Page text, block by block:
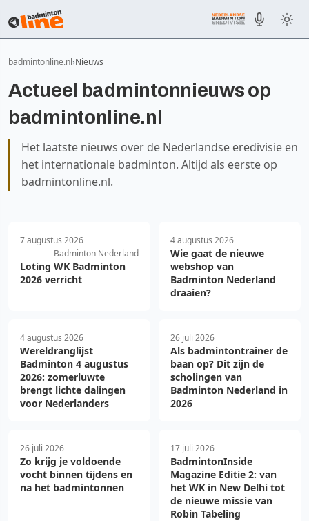
badmintonline.nl Nieuws
Actueel badmintonnieuws op
badmintonline.nl
Het laatste nieuws over de Nederlandse eredivisie en
het internationale badminton. Altijd als eerste op
badmintonline.nl.
7 augustus 2026
Badminton Nederland
Loting WK Badminton
2026 verricht
4 augustus 2026
Wie gaat de nieuwe
webshop van
Badminton Nederland
draaien?
4 augustus 2026
Wereldranglijst
Badminton 4 augustus
2026: zomerluwte
brengt lichte dalingen
voor Nederlanders
26 juli 2026
Als badmintontrainer de
baan op? Dit zijn de
scholingen van
Badminton Nederland in
2026
26 juli 2026
Zo krijg je voldoende
vocht binnen tijdens en
na het badmintonnen
17 juli 2026
BadmintonInside
Magazine Editie 2: van
het WK in New Delhi tot
de nieuwe missie van
Robin Tabeling